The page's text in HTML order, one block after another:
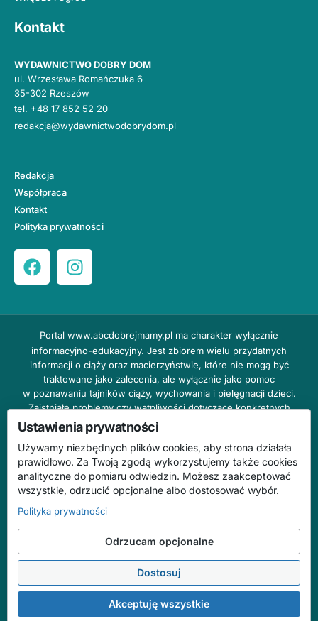
Kontakt
WYDAWNICTWO DOBRY DOM
ul. Wrzesława Romańczuka 6
35-302 Rzeszów
tel. +48 17 852 52 20
redakcja@wydawnictwodobrydom.pl
Redakcja
Współpraca
Kontakt
Polityka prywatności
Portal www.abcdobrejmamy.pl ma charakter wyłącznie
informacyjno-edukacyjny. Jest zbiorem wielu przydatnych
informacji o ciąży oraz macierzyństwie, które nie mogą być
traktowane jako zalecenia, ale wyłącznie jako pomoc
w poznawaniu tajników ciąży, wychowania i pielęgnacji dzieci.
Zaistniałe problemy czy wątpliwości dotyczące konkretnych
przypadków należy bezzwłocznie konsultować z prowadzącym
lekarzem ginekologiem lub innym stosownym specjalistą w danej
dziedzinie. DOBRY DOM nie odpowiada za treść reklam,
nie ponosi również żadnych konsekwencji prawnych ani
odpowiedzialności za następstwa mogące wyniknąć na skutek
zastosowania podanych informacji bez wcześniejszej konsultacji
Na stronie abcdobrejmamy.pl mogą występować wpisy
o charakterze reklamowym.
© 2026 ABC Dobrej Mamy. Wszelkie prawa zastrzeżone.
ze specjalistą.
Ustawienia prywatności
Używamy niezbędnych plików cookies, aby strona działała
prawidłowo. Za Twoją zgodą wykorzystujemy także cookies
analityczne do pomiaru odwiedzin. Możesz zaakceptować
wszystkie, odrzucić opcjonalne albo dostosować wybór.
Polityka prywatności
Odrzucam opcjonalne
Dostosuj
Akceptuję wszystkie